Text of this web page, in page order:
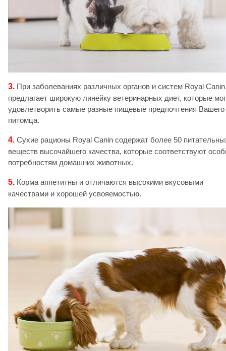
3. При заболеваниях различных органов и систем Royal Canin
предлагает широкую линейку ветеринарных диет, которые
удовлетворить самые разные пищевые предпочтения Вашего
питомца.
4. Сухие рационы Royal Canin содержат более 50
веществ высочайшего качества, которые соответствуют
потребностям домашних животных.
5. Корма аппетитны и отличаются высокими вкусовыми
качествами и хорошей усвояемостью.